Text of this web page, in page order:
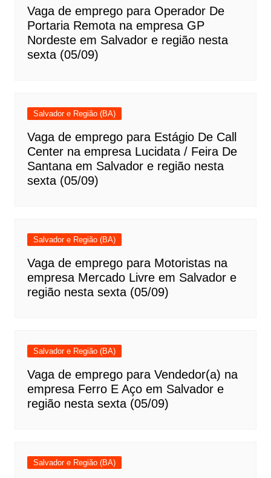
Vaga de emprego para Operador De
Portaria Remota na empresa GP
Nordeste em Salvador e região nesta
sexta (05/09)
Salvador e Região (BA)
Vaga de emprego para Estágio De Call
Center na empresa Lucidata / Feira De
Santana em Salvador e região nesta
sexta (05/09)
Salvador e Região (BA)
Vaga de emprego para Motoristas na
empresa Mercado Livre em Salvador e
região nesta sexta (05/09)
Salvador e Região (BA)
Vaga de emprego para Vendedor(a) na
empresa Ferro E Aço em Salvador e
região nesta sexta (05/09)
Salvador e Região (BA)